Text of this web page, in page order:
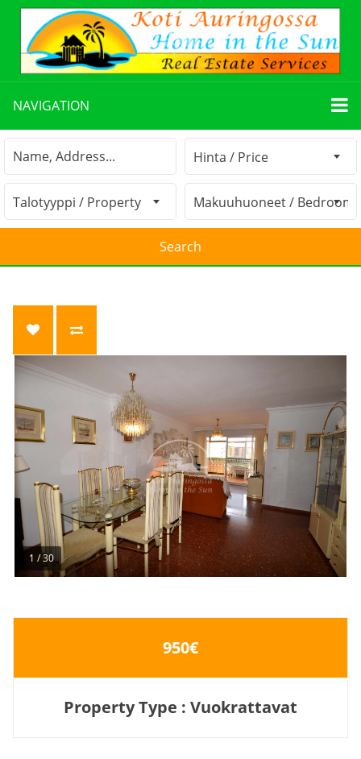
NAVIGATION
1 /30
950€
Property Type : Vuokrattavat